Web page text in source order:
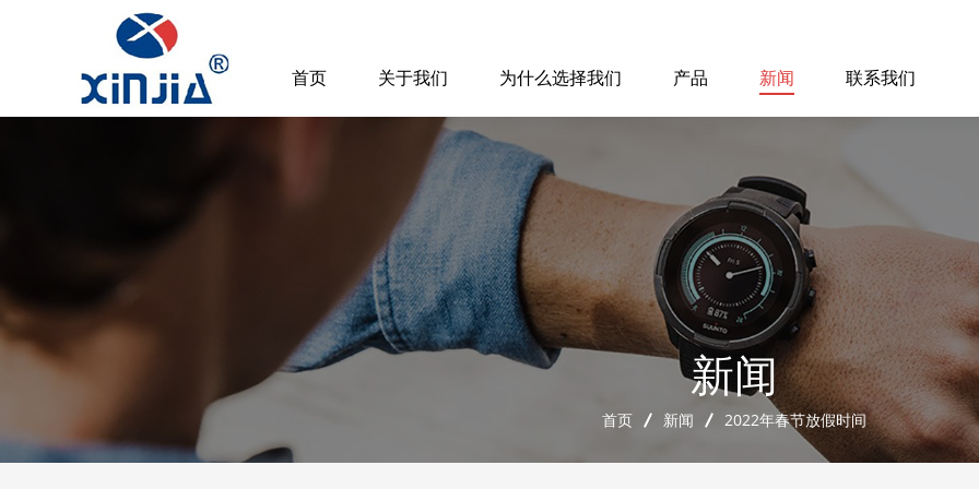
首页 关于我们 为什么选择我们 产品 新闻 联系我们
新闻
首页 新闻 2022年春节放假时间